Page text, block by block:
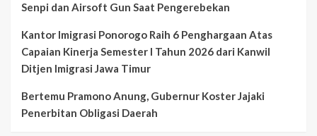
Senpi dan Airsoft Gun Saat Pengerebekan
Kantor Imigrasi Ponorogo Raih 6 Penghargaan Atas
Capaian Kinerja Semester I Tahun 2026 dari Kanwil
Ditjen Imigrasi Jawa Timur
Bertemu Pramono Anung, Gubernur Koster Jajaki
Penerbitan Obligasi Daerah